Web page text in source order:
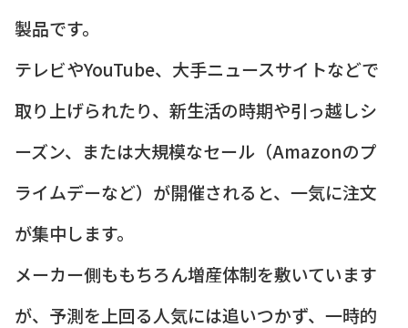
製品です。
テレビやYouTube、大手ニュースサイトなどで
取り上げられたり、新生活の時期や引っ越しシ
ーズン、または大規模なセール（Amazonのプ
ライムデーなど）が開催されると、一気に注文
が集中します。
メーカー側ももちろん増産体制を敷いています
が、予測を上回る人気には追いつかず、一時的